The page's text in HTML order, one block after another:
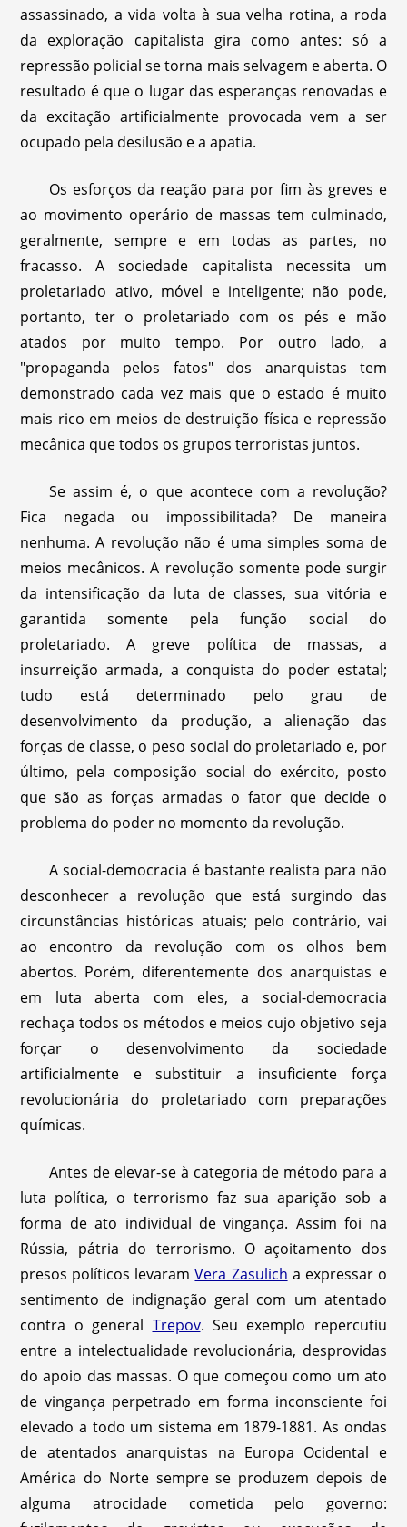
assassinado, a vida volta à sua velha rotina, a roda
da exploração capitalista gira como antes: só a
repressão policial se torna mais selvagem e aberta. O
resultado é que o lugar das esperanças renovadas e
da excitação artificialmente provocada vem a ser
ocupado pela desilusão e a apatia.
Os esforços da reação para por fim às greves e
ao movimento operário de massas tem culminado,
geralmente, sempre e em todas as partes, no
fracasso. A sociedade capitalista necessita um
proletariado ativo, móvel e inteligente; não pode,
portanto, ter o proletariado com os pés e mão
atados por muito tempo. Por outro lado, a
"propaganda pelos fatos" dos anarquistas tem
demonstrado cada vez mais que o estado é muito
mais rico em meios de destruição física e repressão
mecânica que todos os grupos terroristas juntos.
Se assim é, o que acontece com a revolução?
Fica negada ou impossibilitada? De maneira
nenhuma. A revolução não é uma simples soma de
meios mecânicos. A revolução somente pode surgir
da intensificação da luta de classes, sua vitória e
garantida somente pela função social do
proletariado. A greve política de massas, a
insurreição armada, a conquista do poder estatal;
tudo está determinado pelo grau de
desenvolvimento da produção, a alienação das
forças de classe, o peso social do proletariado e, por
último, pela composição social do exército, posto
que são as forças armadas o fator que decide o
problema do poder no momento da revolução.
A social-democracia é bastante realista para não
desconhecer a revolução que está surgindo das
circunstâncias históricas atuais; pelo contrário, vai
ao encontro da revolução com os olhos bem
abertos. Porém, diferentemente dos anarquistas e
em luta aberta com eles, a social-democracia
rechaça todos os métodos e meios cujo objetivo seja
forçar o desenvolvimento da sociedade
artificialmente e substituir a insuficiente força
revolucionária do proletariado com preparações
químicas.
Antes de elevar-se à categoria de método para a
luta política, o terrorismo faz sua aparição sob a
forma de ato individual de vingança. Assim foi na
Rússia, pátria do terrorismo. O açoitamento dos
presos políticos levaramVera Zasulich a expressar o
sentimento de indignação geral com um atentado
contra o general Trepov. Seu exemplo repercutiu
entre a intelectualidade revolucionária, desprovidas
do apoio das massas. O que começou como um ato
de vingança perpetrado em forma inconsciente foi
elevado a todo um sistema em 1879-1881. As ondas
de atentados anarquistas na Europa Ocidental e
América do Norte sempre se produzem depois de
alguma atrocidade cometida pelo governo: